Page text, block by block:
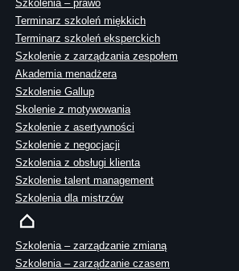
Szkolenia – prawo
Terminarz szkoleń miękkich
Terminarz szkoleń eksperckich
Szkolenie z zarządzania zespołem
Akademia menadżera
Szkolenie Gallup
Skolenie z motywowania
Szkolenie z asertywności
Szkolenie z negocjacji
Szkolenia z obsługi klienta
Szkolenie talent management
Szkolenia dla mistrzów
Szkolenia – zarządzanie zmianą
Szkolenia – zarządzanie czasem